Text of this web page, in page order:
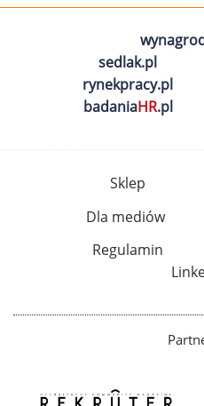
sedlak.pl
rynekpracy.pl
badaniaHR.pl
Sklep
Dla mediów
Regulamin